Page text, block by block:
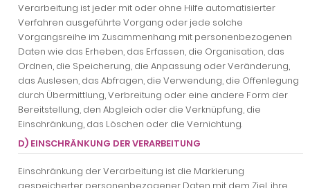
Verarbeitung ist jeder mit oder ohne Hilfe automatisierter
Verfahren ausgeführte Vorgang oder jede solche
Vorgangsreihe im Zusammenhang mit personenbezogenen
Daten wie das Erheben, das Erfassen, die Organisation, das
Ordnen, die Speicherung, die Anpassung oder Veränderung,
das Auslesen, das Abfragen, die Verwendung, die Offenlegung
durch Übermittlung, Verbreitung oder eine andere Form der
Bereitstellung, den Abgleich oder die Verknüpfung, die
Einschränkung, das Löschen oder die Vernichtung.
D) EINSCHRÄNKUNG DER VERARBEITUNG
Einschränkung der Verarbeitung ist die Markierung
gespeicherter personenbezogener Daten mit dem Ziel, ihre